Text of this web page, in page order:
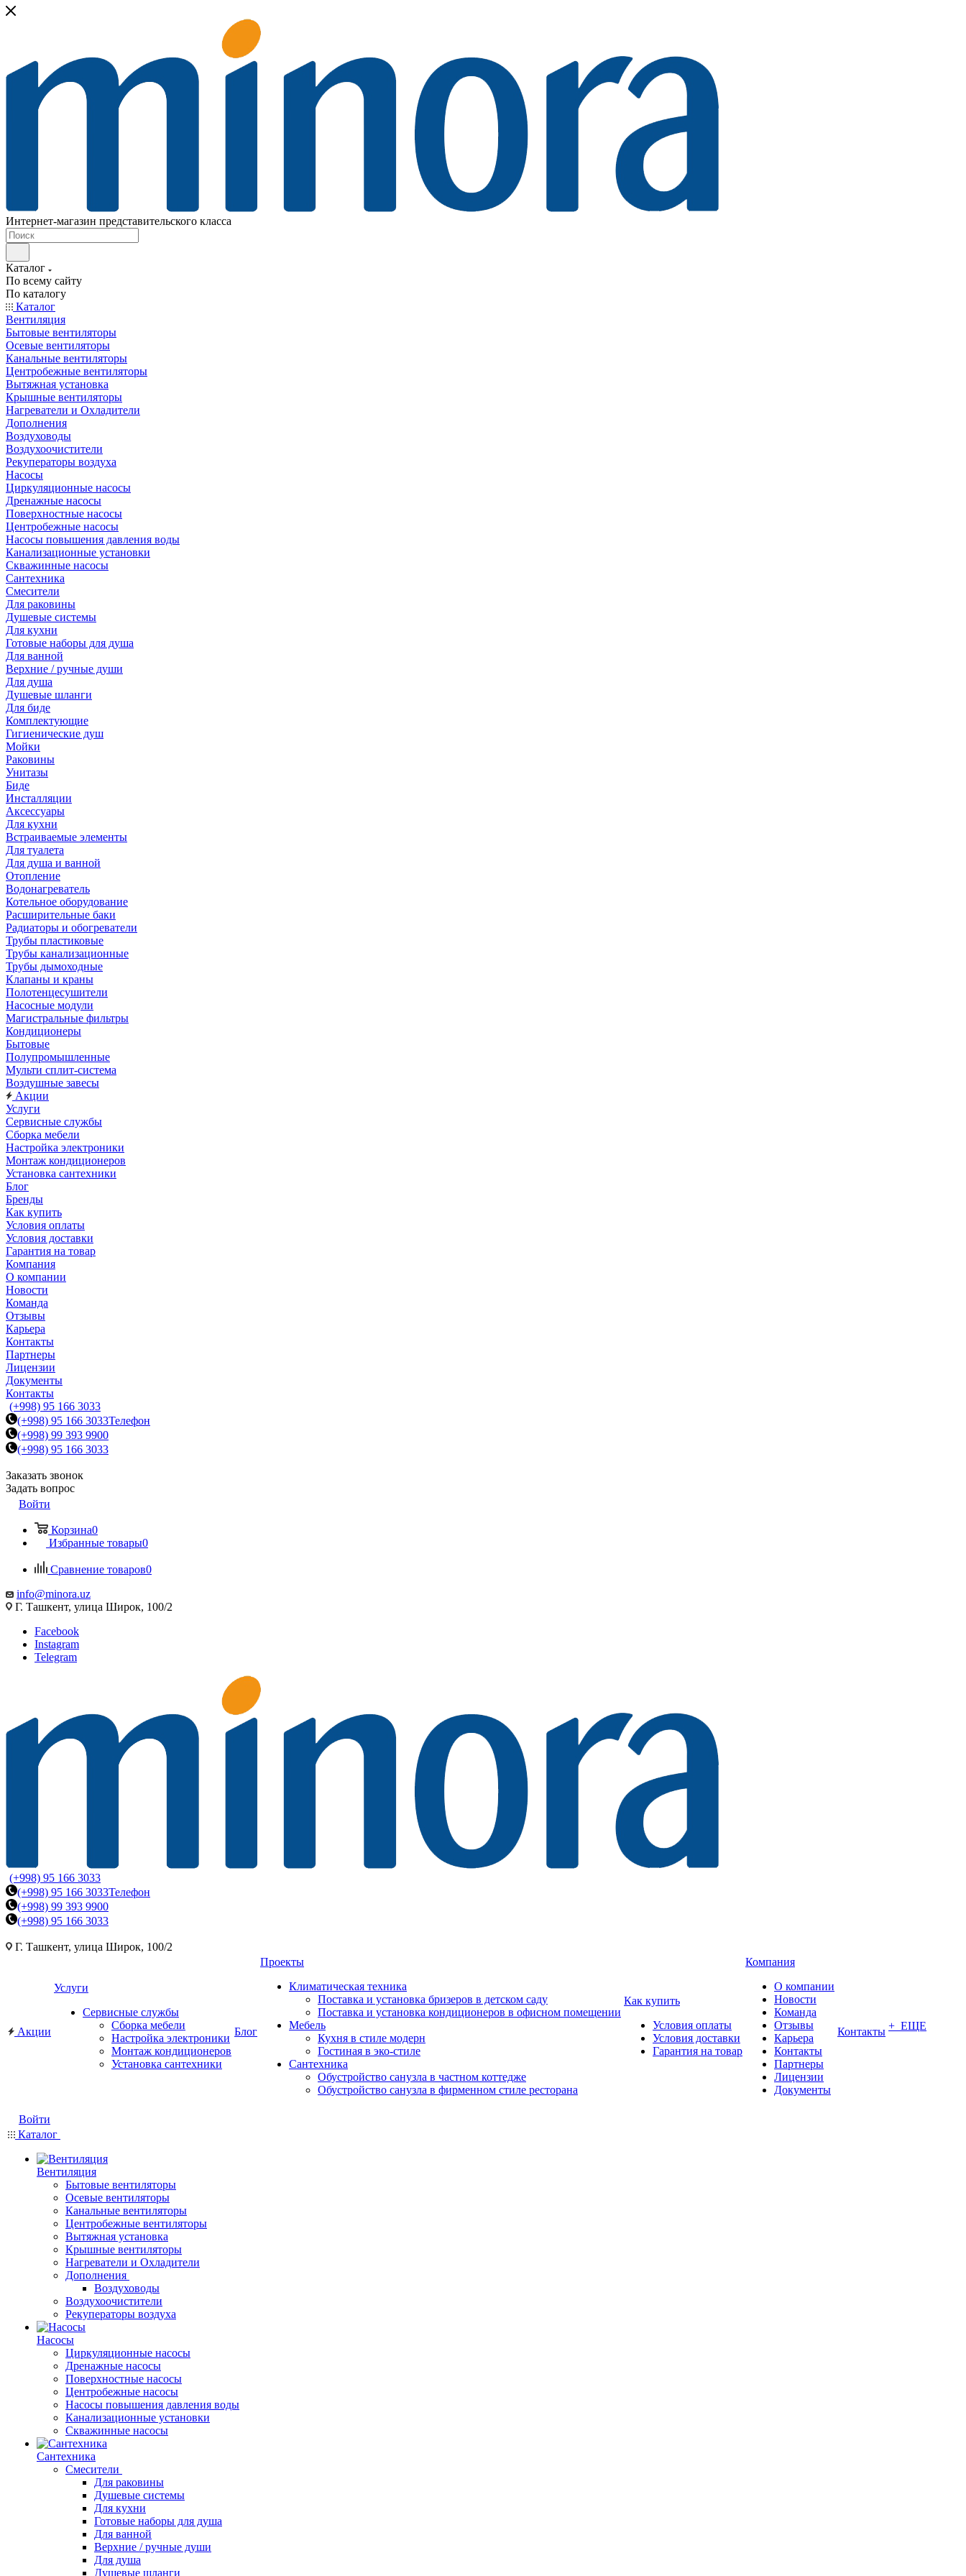
Интернет-магазин представительского класса
Каталог
По всему сайту
По каталогу
Каталог
Вентиляция
Бытовые вентиляторы
Осевые вентиляторы
Канальные вентиляторы
Центробежные вентиляторы
Вытяжная установка
Крышные вентиляторы
Нагреватели и Охладители
Дополнения
Воздуховоды
Воздухоочистители
Рекуператоры воздуха
Насосы
Циркуляционные насосы
Дренажные насосы
Поверхностные насосы
Центробежные насосы
Насосы повышения давления воды
Канализационные установки
Скважинные насосы
Сантехника
Смесители
Для раковины
Душевые системы
Для кухни
Готовые наборы для душа
Для ванной
Верхние / ручные души
Для душа
Душевые шланги
Для биде
Комплектующие
Гигиенические душ
Мойки
Раковины
Унитазы
Биде
Инсталляции
Аксессуары
Для кухни
Встраиваемые элементы
Для туалета
Для душа и ванной
Отопление
Водонагреватель
Котельное оборудование
Расширительные баки
Радиаторы и обогреватели
Трубы пластиковые
Трубы канализационные
Трубы дымоходные
Клапаны и краны
Полотенцесушители
Насосные модули
Магистральные фильтры
Кондиционеры
Бытовые
Полупромышленные
Мульти сплит-система
Воздушные завесы
Акции
Услуги
Сервисные службы
Сборка мебели
Настройка электроники
Монтаж кондиционеров
Установка сантехники
Блог
Бренды
Как купить
Условия оплаты
Условия доставки
Гарантия на товар
Компания
О компании
Новости
Команда
Отзывы
Карьера
Контакты
Партнеры
Лицензии
Документы
Контакты
(+998) 95 166 3033
(+998) 95 166 3033Телефон
(+998) 99 393 9900
(+998) 95 166 3033
Заказать звонок
Задать вопрос
Войти
Корзина0
Избранные товары0
Сравнение товаров0
info@minora.uz
Г. Ташкент, улица Широк, 100/2
Facebook
Instagram
Telegram
(+998) 95 166 3033
(+998) 95 166 3033Телефон
(+998) 99 393 9900
(+998) 95 166 3033
Г. Ташкент, улица Широк, 100/2
Акции
Услуги
Сервисные службы
Сборка мебели
Настройка электроники
Монтаж кондиционеров
Установка сантехники
Блог
Проекты
Климатическая техника
Поставка и установка бризеров в детском саду
Поставка и установка кондиционеров в офисном помещении
Мебель
Кухня в стиле модерн
Гостиная в эко-стиле
Сантехника
Обустройство санузла в частном коттедже
Обустройство санузла в фирменном стиле ресторана
Как купить
Условия оплаты
Условия доставки
Гарантия на товар
Компания
О компании
Новости
Команда
Отзывы
Карьера
Контакты
Партнеры
Лицензии
Документы
Контакты + ЕЩЕ
Войти
Каталог
Вентиляция
Бытовые вентиляторы
Осевые вентиляторы
Канальные вентиляторы
Центробежные вентиляторы
Вытяжная установка
Крышные вентиляторы
Нагреватели и Охладители
Дополнения
Воздуховоды
Воздухоочистители
Рекуператоры воздуха
Насосы
Циркуляционные насосы
Дренажные насосы
Поверхностные насосы
Центробежные насосы
Насосы повышения давления воды
Канализационные установки
Скважинные насосы
Сантехника
Смесители
Для раковины
Душевые системы
Для кухни
Готовые наборы для душа
Для ванной
Верхние / ручные души
Для душа
Душевые шланги